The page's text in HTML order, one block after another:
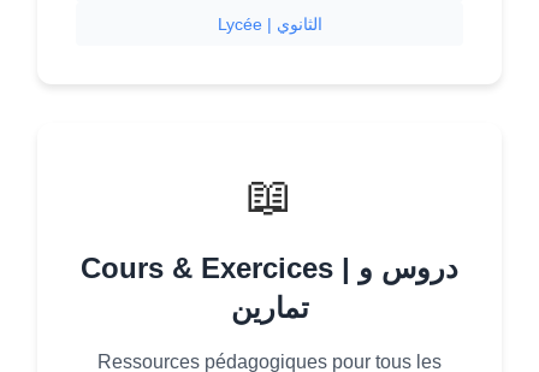
Lycée | الثانوي
📖
Cours & Exercices | دروس و
تمارين
Ressources pédagogiques pour tous les